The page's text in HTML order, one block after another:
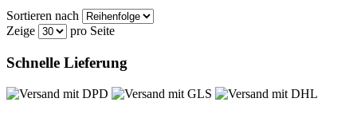
Sortieren nach
Zeige
pro Seite
Schnelle Lieferung